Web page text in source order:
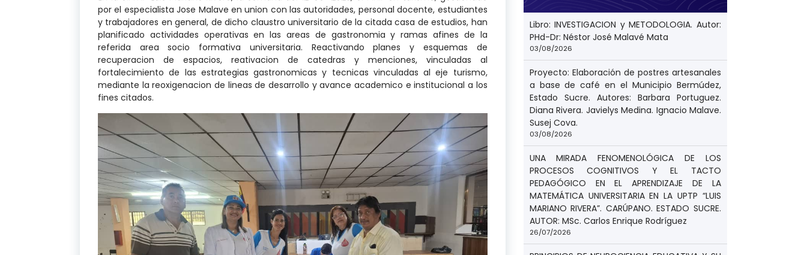
por el especialista Jose Malave en union con las autoridades, personal docente, estudiantes
y trabajadores en general, de dicho claustro universitario de la citada casa de estudios, han
planificado actividades operativas en las areas de gastronomia y ramas afines de la
referida area socio formativa universitaria. Reactivando planes y esquemas de
recuperacion de espacios, reativacion de catedras y menciones, vinculadas al
fortalecimiento de las estrategias gastronomicas y tecnicas vinculadas al eje turismo,
mediante la reoxigenacion de lineas de desarrollo y avance academico e institucional a los
fines citados.
Libro: INVESTIGACION y METODOLOGIA. Autor:
PHd-Dr: Néstor José Malavé Mata
03/08/2026
Proyecto: Elaboración de postres artesanales
a base de café en el Municipio Bermúdez,
Estado Sucre. Autores: Barbara Portuguez.
Diana Rivera. Javielys Medina. Ignacio Malave.
Susej Cova.
03/08/2026
UNA MIRADA FENOMENOLÓGICA DE LOS
PROCESOS COGNITIVOS Y EL TACTO
PEDAGÓGICO EN EL APRENDIZAJE DE LA
MATEMÁTICA UNIVERSITARIA EN LA UPTP “LUIS
MARIANO RIVERA”. CARÚPANO. ESTADO SUCRE.
AUTOR: MSc. Carlos Enrique Rodríguez
26/07/2026